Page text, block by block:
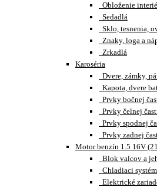
Obloženie
Sedadlá
Sklo, tesnenia,
Znaky, loga a
Zrkadlá
Karoséria
Dvere, zámky,
Kapota, dvere
Prvky bočnej
Prvky čelnej
Prvky spodnej
Prvky zadnej
Motor benzín 1.5 16V
Blok valcov a
Chladiaci
Elektrické